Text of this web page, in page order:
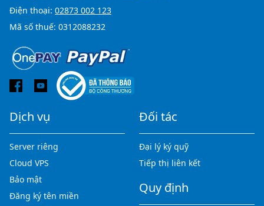
Điện thoại: 02873 002 123
Mã số thuế: 0312088232
Dịch vụ
Server riêng
Cloud VPS
Bảo mật
Đăng ký tên miền
Đối tác
Đại lý ký quỹ
Tiếp thị liên kết
Quy định